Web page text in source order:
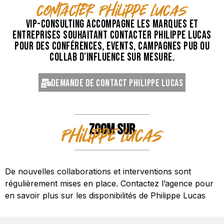
contacter Philippe Lucas
VIP-Consulting accompagne les marques et
entreprises souhaitant contacter Philippe Lucas
pour des conférences, events, campagnes pub ou
collab d’influence sur mesure.
Demande de contact Philippe Lucas
ZOOM SUR
Philippe Lucas
De nouvelles collaborations et interventions sont
régulièrement mises en place. Contactez l’agence pour
en savoir plus sur les disponibilités de Philippe Lucas